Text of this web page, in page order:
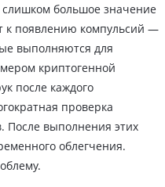
большое значение
к появлению компульсий —
выполняются для
криптогенной
после каждого
проверка
После выполнения этих
облегчения.